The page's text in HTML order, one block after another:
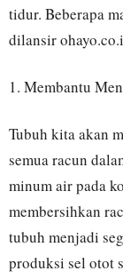
tidur. Beberapa
dilansir
1. Membantu
Tubuh kita akan
semua racun
minum air pada
membersihkan
tubuh menjadi
produksi sel otot